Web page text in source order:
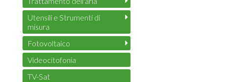
Utensili e Strumenti di
misura
Fotovoltaico
Videocitofonia
TV-Sat